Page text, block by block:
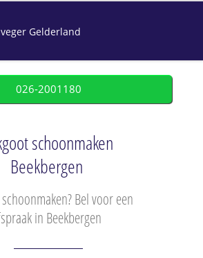
Gelderland
026-2001180
schoonmaken
Beekbergen
Bel voor een
in Beekbergen